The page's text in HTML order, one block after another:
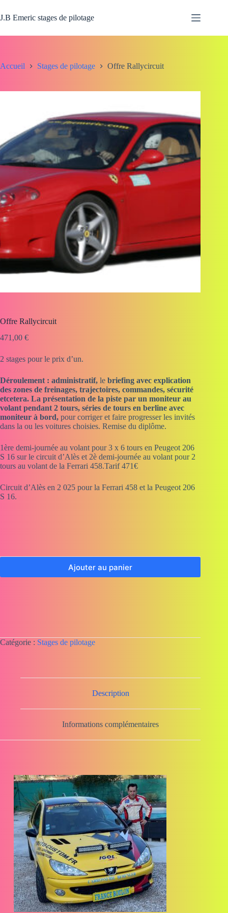
au
contenu
J.B Emeric stages de pilotage
Accueil Stages de pilotage Offre Rallycircuit
Offre Rallycircuit
471,00 €
2 stages pour le prix d’un.
Déroulement : administratif, le briefing avec explication
des zones de freinages, trajectoires, commandes, sécurité
etcetera. La présentation de la piste par un moniteur au
volant pendant 2 tours, séries de tours en berline avec
moniteur à bord, pour corriger et faire progresser les invités
dans la ou les voitures choisies. Remise du diplôme.
1ère demi-journée au volant pour 3 x 6 tours en Peugeot 206
S 16 sur le circuit d’Alès et 2è demi-journée au volant pour 2
tours au volant de la Ferrari 458.Tarif 471€
Circuit d’Alès en 2 025 pour la Ferrari 458 et la Peugeot 206
S 16.
Ajouter au panier
Catégorie : Stages de pilotage
Description
Informations complémentaires